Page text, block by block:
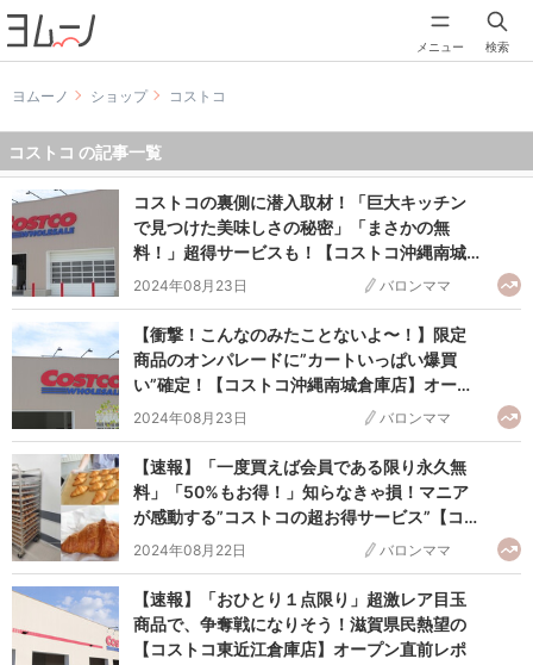
メニュー 検索
ヨムーノ ショップ コストコ
コストコ の記事一覧
コストコの裏側に潜入取材！「巨大キッチン
で見つけた美味しさの秘密」「まさかの無
料！」超得サービスも！【コストコ沖縄南城
倉庫店】オープン直前レポ
2024年08月23日 バロンママ
【衝撃！こんなのみたことないよ〜！】限定
商品のオンパレードに”カートいっぱい爆買
い”確定！【コストコ沖縄南城倉庫店】オープ
ン直前レポ
2024年08月23日 バロンママ
【速報】「一度買えば会員である限り永久無
料」「50%もお得！」知らなきゃ損！マニア
が感動する”コストコの超お得サービス”【コス
トコ東近江倉庫店】オープン直前レポ
2024年08月22日 バロンママ
【速報】「おひとり１点限り」超激レア目玉
商品で、争奪戦になりそう！滋賀県民熱望の
【コストコ東近江倉庫店】オープン直前レポ